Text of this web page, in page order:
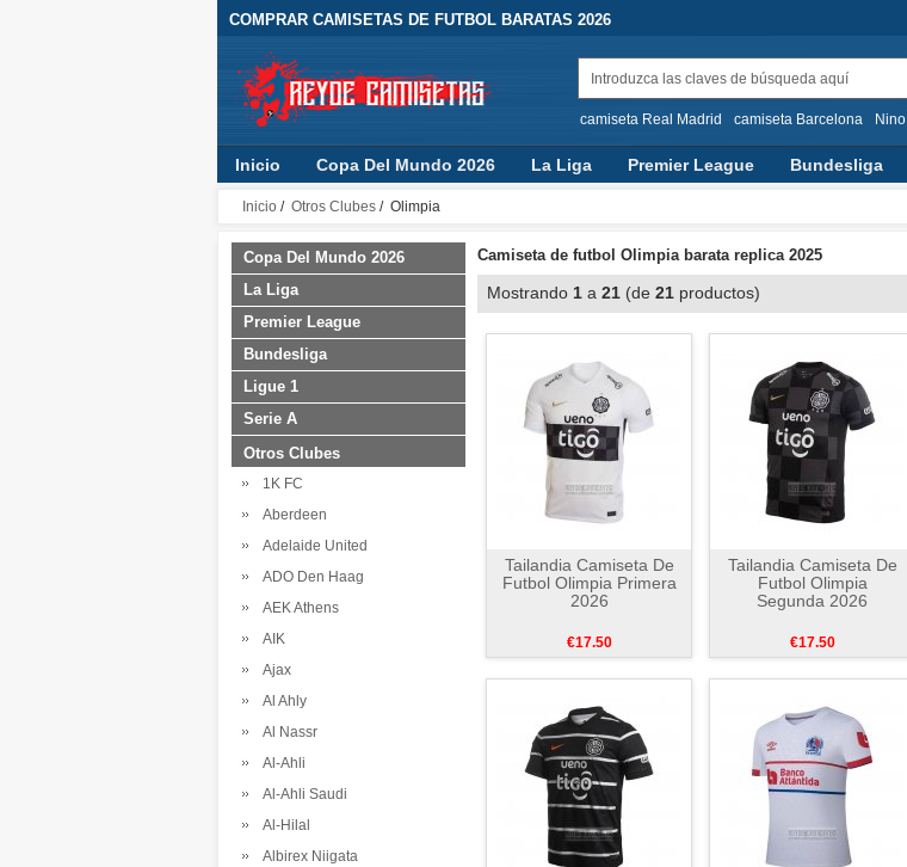
COMPRAR CAMISETAS DE FUTBOL BARATAS 2026
camiseta Real Madrid camiseta Barcelona Nino
Inicio Copa Del Mundo 2026 La Liga Premier League Bundesliga
Inicio / Otros Clubes / Olimpia
Copa Del Mundo 2026
La Liga
Premier League
Bundesliga
Ligue 1
Serie A
Otros Clubes
1K FC
Aberdeen
Adelaide United
ADO Den Haag
AEK Athens
AIK
Ajax
Al Ahly
Al Nassr
Al-Ahli
Al-Ahli Saudi
Al-Hilal
Albirex Niigata
Camiseta de futbol Olimpia barata replica 2025
Mostrando 1 a 21 (de 21 productos)
Tailandia Camiseta De
Futbol Olimpia Primera
2026
€17.50
Tailandia Camiseta De
Futbol Olimpia
Segunda 2026
€17.50